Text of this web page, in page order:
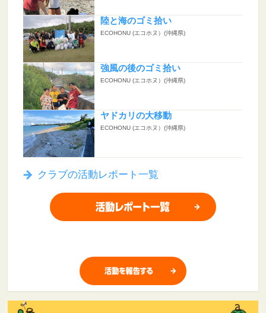
陸と海のゴミ拾い
ECOHONU (エコホヌ）(沖縄県)
強風の後のゴミ拾い
ECOHONU (エコホヌ）(沖縄県)
ヤドカリの大移動
ECOHONU (エコホヌ）(沖縄県)
クラブの活動レポート一覧